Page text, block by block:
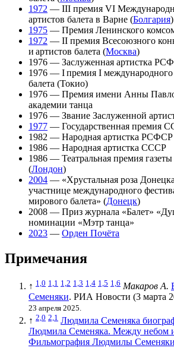
1972 — III премия VI
артистов балета в Варне (Болгария)
1975 — Премия Ленинского
1972 — II премия Всесоюзного
и артистов балета (Москва)
1976 — Заслуженная артистка
1976 — I премия I международного
балета (Токио)
1976 — Премия имени Анны
академии танца
1976 — Звание Заслуженной
1977 — Государственная премия
1982 — Народная артистка РСФСР
1986 — Народная артистка СССР
1986 — Театральная премия
(Лондон)
2004 — «Хрустальная роза
участнице международного
мирового балета» (Донецк)
2008 — Приз журнала «Балет»
номинации «Мэтр танца»
2023 — Орден Почёта
Примечания
↑ 1,0 1,1 1,2 1,3 1,4 1,5 1,6 Макаров А.
Семеняки. РИА Новости (3 марта
23 апреля 2025.
↑ 2,0 2,1 Людмила Семеняка
Людмила Семеняка. Между небом
Фильмография Людмилы Семеняки